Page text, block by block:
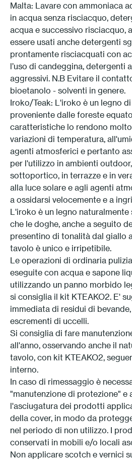
Malta: Lavare con ammoniaca
in acqua senza risciacquo,
acqua e successivo risciacquo,
essere usati anche detergenti
prontamente risciacquati con
l’uso di candeggina, detergenti
aggressivi. N.B Evitare il
bioetanolo - solventi in genere.
Iroko/Teak: L'iroko è un legno
proveniente dalle foreste
caratteristiche lo rendono
variazioni di temperatura,
agenti atmosferici e pertanto
per l'utilizzo in ambienti
sottoportico, in terrazze e in
alla luce solare e agli agenti
a ossidarsi velocemente e a
L'iroko è un legno
che le doghe, anche a seguito
presentino di tonalità dal giallo
tavolo è unico e irripetibile.
Le operazioni di ordinaria
eseguite con acqua e sapone
utilizzando un panno morbido
si consiglia il kit KTEAKO2. E'
immediata di residui di
escrementi di uccelli.
Si consiglia di fare
all'anno, osservando anche il
tavolo, con kit KTEAKO2,
interno.
In caso di rimessaggio è
"manutenzione di protezione" e
l'asciugatura dei prodotti
della cover, in modo da
nel periodo di non utilizzo. I
conservati in mobili e/o locali
Non applicare scotch e vernici